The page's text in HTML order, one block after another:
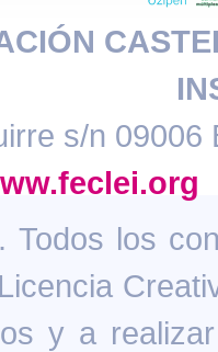
s/n
Todos los
y a